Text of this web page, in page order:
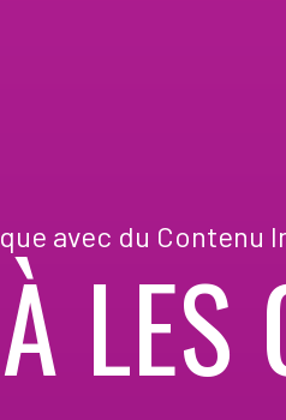
avec du Contenu
LES